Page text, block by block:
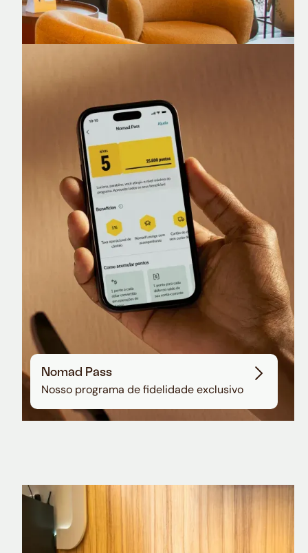
Nomad Lounge
Sala VIP no Aeroporto de Guarulhos
Nomad Pass
Nosso programa de fidelidade exclusivo